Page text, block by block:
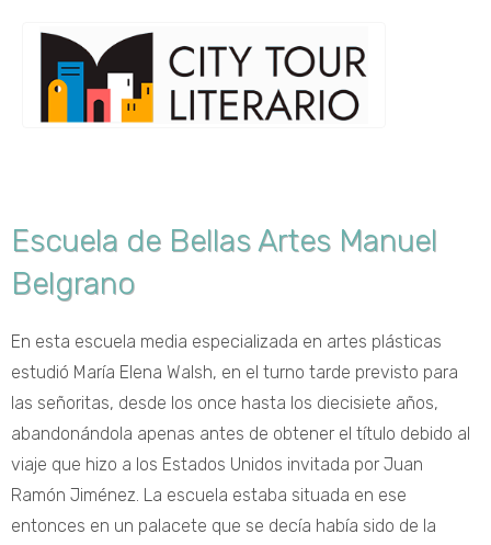
Escuela de Bellas Artes Manuel
Belgrano
En esta escuela media especializada en artes plásticas
estudió María Elena Walsh, en el turno tarde previsto para
las señoritas, desde los once hasta los diecisiete años,
abandonándola apenas antes de obtener el título debido al
viaje que hizo a los Estados Unidos invitada por Juan
Ramón Jiménez. La escuela estaba situada en ese
entonces en un palacete que se decía había sido de la